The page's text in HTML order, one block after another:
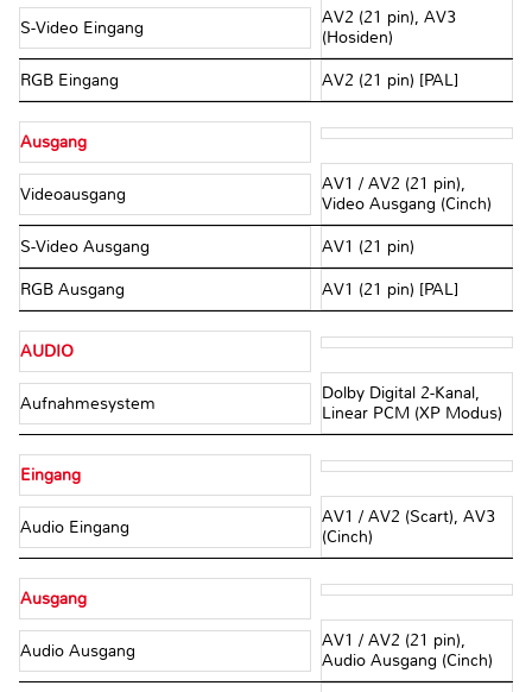
S-Video Eingang
AV2 (21 pin), AV3
(Hosiden)
RGB Eingang AV2 (21 pin) [PAL]
Ausgang
Videoausgang
AV1 / AV2 (21 pin),
Video Ausgang (Cinch)
S-Video Ausgang AV1 (21 pin)
RGB Ausgang AV1 (21 pin) [PAL]
AUDIO
Aufnahmesystem
Dolby Digital 2-Kanal,
Linear PCM (XP Modus)
Eingang
Audio Eingang
AV1 / AV2 (Scart), AV3
(Cinch)
Ausgang
Audio Ausgang
AV1 / AV2 (21 pin),
Audio Ausgang (Cinch)